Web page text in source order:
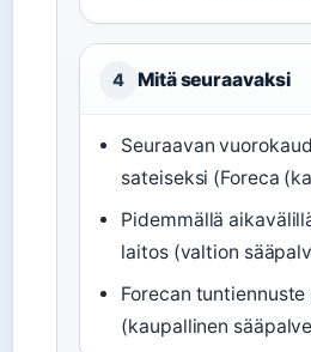
4 Mitä seuraavaksi
Seuraavan
sateiseksi (Foreca
Pidemmällä
laitos (valtion
Forecan
(kaupallinen